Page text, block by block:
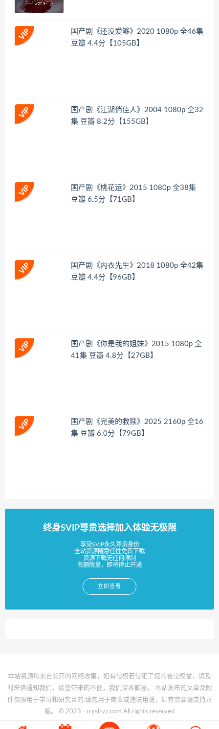
国产剧《还没爱够》2020 1080p 全46集
豆瓣 4.4分【105GB】
国产剧《江湖俏佳人》2004 1080p 全32
集 豆瓣 8.2分【155GB】
国产剧《桃花运》2015 1080p 全38集
豆瓣 6.5分【71GB】
国产剧《内衣先生》2018 1080p 全42集
豆瓣 4.4分【96GB】
国产剧《你是我的姐妹》2015 1080p 全
41集 豆瓣 4.8分【27GB】
国产剧《完美的救赎》2025 2160p 全16
集 豆瓣 6.0分【79GB】
终身SVIP尊贵选择加入体验无极限
享受SVIP永久尊贵身份
全站资源随意任性免费下载
资源下载无任何限制
名额限量，即将停止开通
立即查看
本站资源均来自公开的网络收集，如有侵权若侵犯了您的合法权益，请及
时来信通知我们，给您带来的不便，我们深表歉意。 本站发布的文章及附
件仅限用于学习和研究目的.请勿用于商业或违法用途，如有需要请支持正
版。 © 2023 - rryslnzz.com All rights reserved